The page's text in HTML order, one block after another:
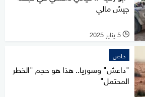
جيش مالي
l 5 يناير 2025
خاص
"داعش" وسوريا.. هذا هو حجم "الخطر
المحتمل"